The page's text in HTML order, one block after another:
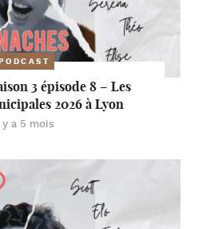
3 épisode 8 – Les
2026 à Lyon
y a 5 mois